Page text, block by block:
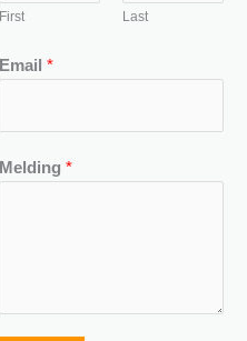
First Last
Email *
Melding *